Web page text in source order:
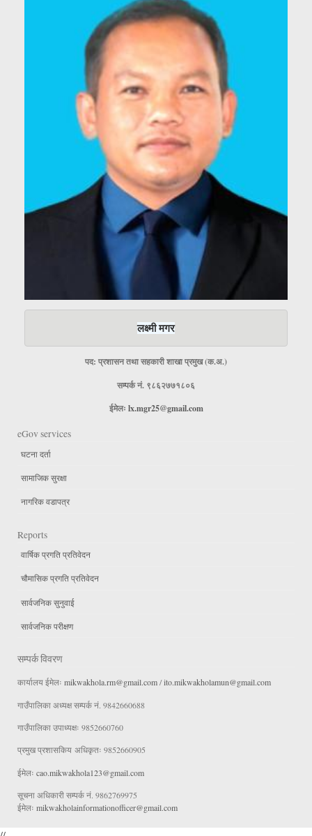
लक्ष्मी मगर
पद: प्रशासन तथा सहकारी शाखा प्रमुख (क.अ.)
सम्पर्क नं. ९८६२७७१८०६
ईमेलः lx.mgr25@gmail.com
eGov services
घटना दर्ता
सामाजिक सुरक्षा
नागरिक वडापत्र
Reports
वार्षिक प्रगति प्रतिवेदन
चौमासिक प्रगति प्रतिवेदन
सार्वजनिक सुनुवाई
सार्वजनिक परीक्षण
सम्पर्क विवरण
कार्यालय ईमेलः mikwakhola.rm@gmail.com/ito.mikwakholamun@gmail.com
गाउँपालिका अध्यक्ष सम्पर्क नं. 9842660688
गाउँपालिका उपाध्यक्षः 9852660760
प्रमुख प्रशासकिय अधिकृतः 9852660905
ईमेलः cao.mikwakhola123@gmail.com
सूचना अधिकारी सम्पर्क नं. 9862769975
ईमेलः mikwakholainformationofficer@gmail.com